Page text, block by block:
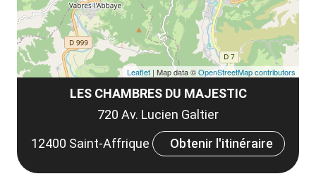
LES CHAMBRES DU MAJESTIC
720 Av. Lucien Galtier
12400 Saint-Affrique
Obtenir l'itinéraire
Leaflet | Map data ©OpenStreetMap contributors